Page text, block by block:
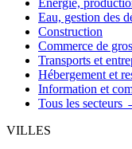
Eau, gestion des
Construction
Commerce de
Transports et
Hébergement et
Information et
Tous les secteurs
VILLES